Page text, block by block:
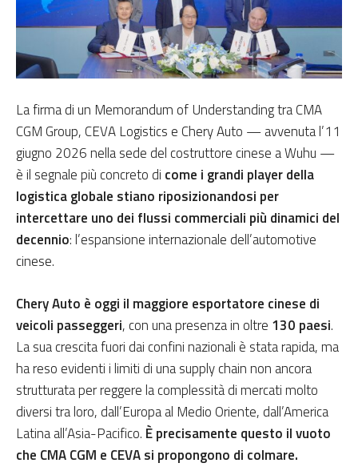
La firma di un Memorandum of Understanding tra CMA
CGM Group, CEVA Logistics e Chery Auto — avvenuta l’11
giugno 2026 nella sede del costruttore cinese a Wuhu —
è il segnale più concreto di come i grandi player della
logistica globale stiano riposizionandosi per
intercettare uno dei flussi commerciali più dinamici del
decennio: l’espansione internazionale dell’automotive
cinese.
Chery Auto è oggi il maggiore esportatore cinese di
veicoli passeggeri, con una presenza in oltre 130 paesi.
La sua crescita fuori dai confini nazionali è stata rapida, ma
ha reso evidenti i limiti di una supply chain non ancora
strutturata per reggere la complessità di mercati molto
diversi tra loro, dall’Europa al Medio Oriente, dall’America
Latina all’Asia-Pacifico. È precisamente questo il vuoto
che CMA CGM e CEVA si propongono di colmare.